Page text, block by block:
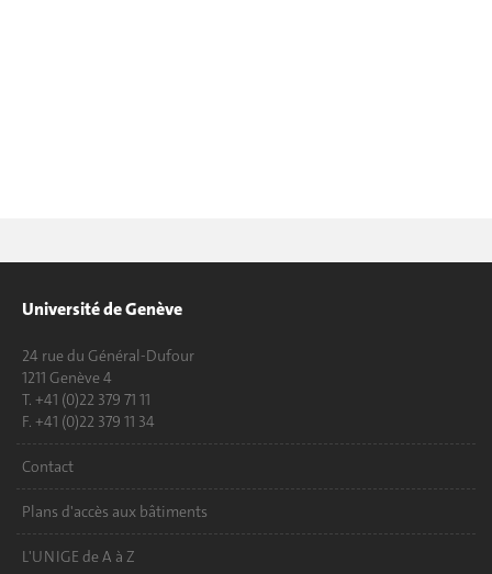
Université de Genève
24 rue du Général-Dufour
1211 Genève 4
T. +41 (0)22 379 71 11
F. +41 (0)22 379 11 34
Contact
Plans d'accès aux bâtiments
L'UNIGE de A à Z